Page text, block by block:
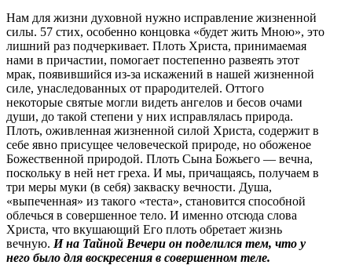
Нам для жизни духовной нужно исправление жизненной
силы. 57 стих, особенно концовка «будет жить Мною», это
лишний раз подчеркивает. Плоть Христа, принимаемая
нами в причастии, помогает постепенно развеять этот
мрак, появившийся из-за искажений в нашей жизненной
силе, унаследованных от прародителей. Оттого
некоторые святые могли видеть ангелов и бесов очами
души, до такой степени у них исправлялась природа.
Плоть, оживленная жизненной силой Христа, содержит в
себе явно присущее человеческой природе, но обоженое
Божественной природой. Плоть Сына Божьего — вечна,
поскольку в ней нет греха. И мы, причащаясь, получаем в
три меры муки (в себя) закваску вечности. Душа,
«выпеченная» из такого «теста», становится способной
облечься в совершенное тело. И именно отсюда слова
Христа, что вкушающий Его плоть обретает жизнь
вечную. И на Тайной Вечери он поделился тем, что у
него было для воскресения в совершенном теле.